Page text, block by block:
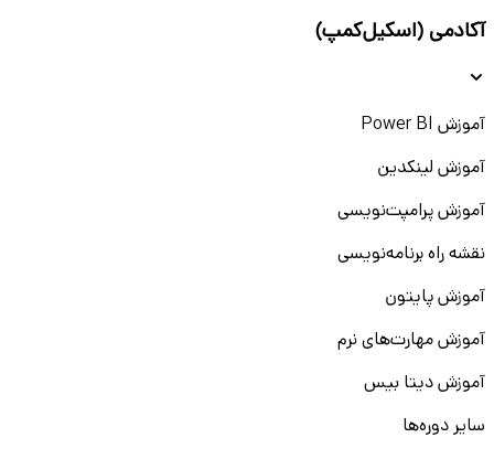
آکادمی (اسکیل‌کمپ)
آموزش Power BI
آموزش لینکدین
آموزش پرامپت‌نویسی
نقشه راه برنامه‌نویسی
آموزش پایتون
آموزش مهارت‌های نرم
آموزش دیتا بیس
سایر دوره‌ها